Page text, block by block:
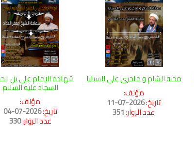
محنة الشام و ماجرى على السبايا
مؤلف:
تاريخ:2026-07-11
عدد الزوار:351
شهادة الإمام علي بن
السجاد عليه السلام
مؤلف:
تاريخ:2026-07-04
عدد الزوار:330